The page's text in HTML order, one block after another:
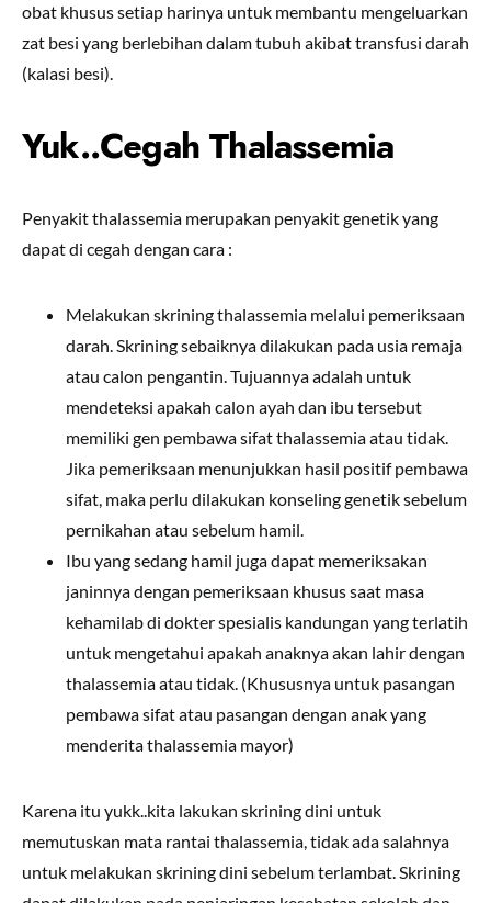
obat khusus setiap harinya untuk membantu mengeluarkan
zat besi yang berlebihan dalam tubuh akibat transfusi darah
(kalasi besi).
Yuk..Cegah Thalassemia
Penyakit thalassemia merupakan penyakit genetik yang
dapat di cegah dengan cara :
Melakukan skrining thalassemia melalui pemeriksaan
darah. Skrining sebaiknya dilakukan pada usia remaja
atau calon pengantin. Tujuannya adalah untuk
mendeteksi apakah calon ayah dan ibu tersebut
memiliki gen pembawa sifat thalassemia atau tidak.
Jika pemeriksaan menunjukkan hasil positif pembawa
sifat, maka perlu dilakukan konseling genetik sebelum
pernikahan atau sebelum hamil.
Ibu yang sedang hamil juga dapat memeriksakan
janinnya dengan pemeriksaan khusus saat masa
kehamilab di dokter spesialis kandungan yang terlatih
untuk mengetahui apakah anaknya akan lahir dengan
thalassemia atau tidak. (Khususnya untuk pasangan
pembawa sifat atau pasangan dengan anak yang
menderita thalassemia mayor)
Karena itu yukk..kita lakukan skrining dini untuk
memutuskan mata rantai thalassemia, tidak ada salahnya
untuk melakukan skrining dini sebelum terlambat. Skrining